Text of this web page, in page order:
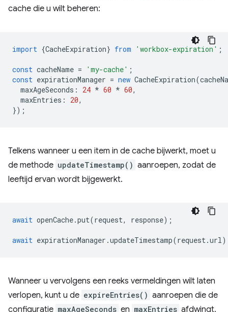
cache die u wilt beheren:
import {CacheExpiration} from 'workbox-expiration' ;
const cacheName = 'my-cache' ;
const expirationManager = new CacheExpiration(
maxAgeSeconds : 24 * 60 * 60,
maxEntries : 20,
});
Telkens wanneer u een item in de cache bijwerkt, moet u
de methode updateTimestamp() aanroepen, zodat de
leeftijd ervan wordt bijgewerkt.
await openCache.put(request, response);
await expirationManager .updateTimestamp(request.url
Wanneer u vervolgens een reeks vermeldingen wilt laten
verlopen, kunt u de expireEntries() aanroepen die de
configuratie maxAgeSeconds en maxEntries afdwingt.